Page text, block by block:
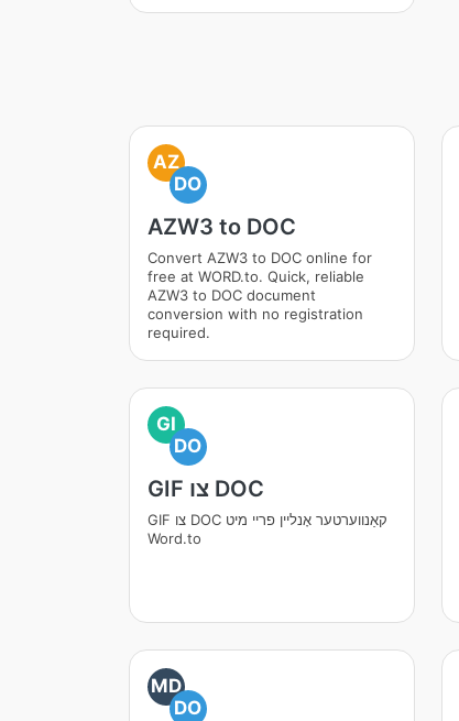
AZ
DO
AZW3 to DOC
Convert AZW3 to DOC online for
free at WORD.to. Quick, reliable
AZW3 to DOC document
conversion with no registration
required.
GI
DO
GIF צו DOC
GIF צו DOC קאַנווערטער אָנליין פריי מיט
Word.to
MD
DO